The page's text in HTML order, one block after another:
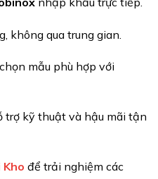
không qua trung gian.
mẫu phù hợp với
trợ kỹ thuật và hậu mãi tận
Kho để trải nghiệm các